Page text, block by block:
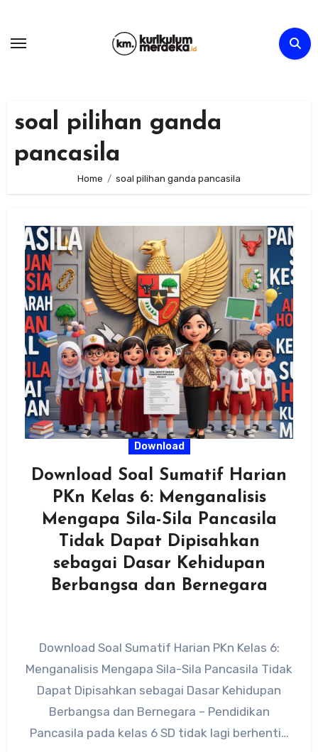
content
soal pilihan ganda
pancasila
Home soal pilihan ganda pancasila
Download
Download Soal Sumatif Harian
PKn Kelas 6: Menganalisis
Mengapa Sila-Sila Pancasila
Tidak Dapat Dipisahkan
sebagai Dasar Kehidupan
Berbangsa dan Bernegara
Download Soal Sumatif Harian PKn Kelas 6:
Menganalisis Mengapa Sila-Sila Pancasila Tidak
Dapat Dipisahkan sebagai Dasar Kehidupan
Berbangsa dan Bernegara – Pendidikan
Pancasila pada kelas 6 SD tidak lagi berhenti…